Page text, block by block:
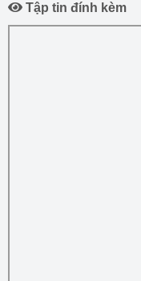
Tập tin đính kèm